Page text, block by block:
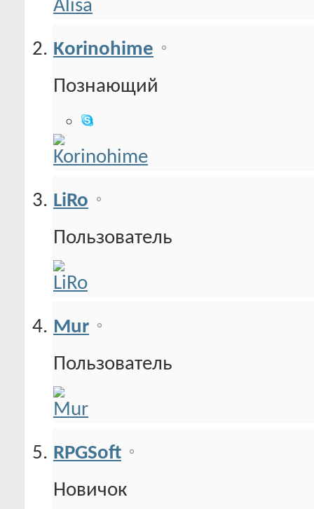
Korinohime
Познающий
LiRo
Пользователь
Mur
Пользователь
RPGSoft
Новичок